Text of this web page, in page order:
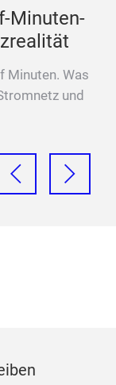
Minuten-
Minuten. Was
und